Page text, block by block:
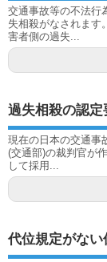
交通事故等の不法行
失相殺がなされます
害者側の過失...
過失相殺の認定
現在の日本の交通事
(交通部)の裁判官が
して採用...
代位規定がな